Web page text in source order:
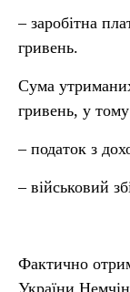
– заробітна
гривень.
Сума
гривень, у
– податок з
– військовий
Фактично
України